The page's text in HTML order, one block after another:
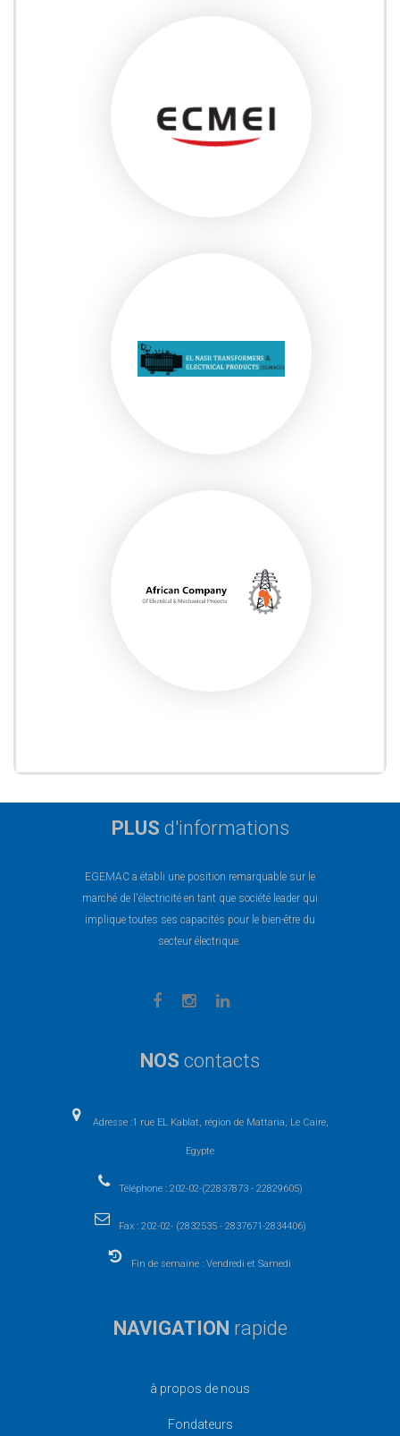
PLUS d'informations
EGEMAC a établi une position remarquable sur le
marché de l'électricité en tant que société leader qui
implique toutes ses capacités pour le bien-être du
secteur électrique.
NOS contacts
Adresse :1 rue EL Kablat, région de Mattaria, Le Caire,
Egypte
Téléphone : 202-02-(22837873 - 22829605)
Fax : 202-02- (2832535 - 2837671-2834406)
Fin de semaine : Vendredi et Samedi
NAVIGATION rapide
à propos de nous
Fondateurs